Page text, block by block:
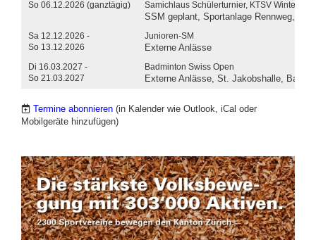
So 06.12.2026 (ganztägig) Samichlaus Schülerturnier, KTSV Winterthur
SSM geplant, Sportanlage Rennweg,
Sa 12.12.2026 -
So 13.12.2026
Junioren-SM
Externe Anlässe
Di 16.03.2027 -
So 21.03.2027
Badminton Swiss Open
Externe Anlässe, St. Jakobshalle, Basel
Termine abonnieren (in Kalender wie Outlook, iCal oder
Mobilgeräte hinzufügen)